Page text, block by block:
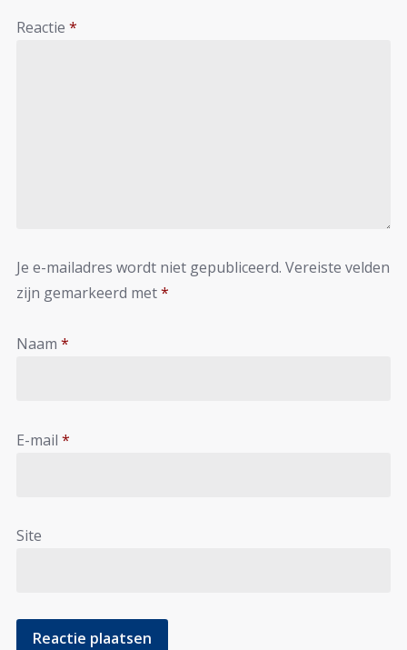
Reactie *
Je e-mailadres wordt niet gepubliceerd. Vereiste velden
zijn gemarkeerd met*
Naam *
E-mail *
Site